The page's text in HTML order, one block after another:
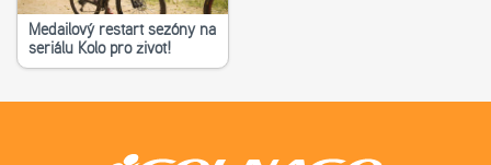
Medailový restart sezóny na
seriálu Kolo pro život!